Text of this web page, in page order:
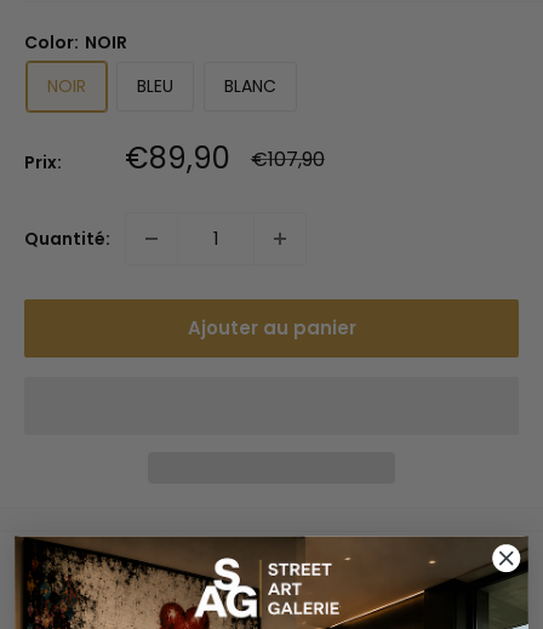
Color: NOIR
NOIR
BLEU BLANC
Prix: Prix
réduit
€89,90 Prix
normal
€107,90
Quantité:
Ajouter au panier
Paiements sécurisés